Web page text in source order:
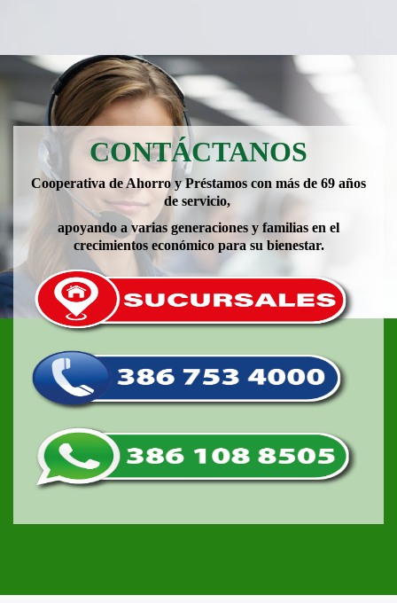
CONTÁCTANOS
Cooperativa de Ahorro y Préstamos con más de 69 años
de servicio,
apoyando a varias generaciones y familias en el
crecimientos económico para su bienestar.